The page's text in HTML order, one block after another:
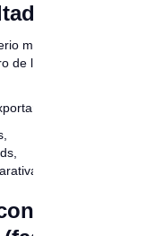
marcando el
de la escala
en:
el